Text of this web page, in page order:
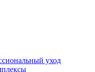
уход